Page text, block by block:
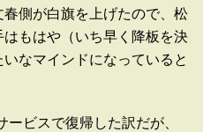
側が白旗を上げたので、松
もはや（いち早く降板を決
いなマインドになっていると
ビスで復帰した訳だが、